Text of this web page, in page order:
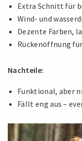
Extra Schnitt für
Wind- und
Dezente Farben,
Rückenöffnung
Nachteile:
Funktional, aber
Fällt eng aus –